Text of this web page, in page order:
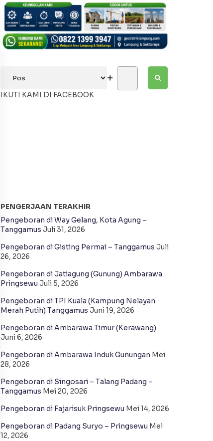
IKUTI KAMI DI FACEBOOK
PENGERJAAN TERAKHIR
Pengeboran di Way Gelang, Kota Agung –
Tanggamus Juli 31, 2026
Pengeboran di Gisting Permai – Tanggamus Juli
26, 2026
Pengeboran di Jatiagung (Gunung) Ambarawa
Pringsewu Juli 5, 2026
Pengeboran di TPI Kuala (Kampung Nelayan
Merah Putih) Tanggamus Juni 19, 2026
Pengeboran di Ambarawa Timur (Kerawang)
Juni 6, 2026
Pengeboran di Ambarawa Induk Gunungan Mei
28, 2026
Pengeboran di Singosari – Talang Padang –
Tanggamus Mei 20, 2026
Pengeboran di Fajarisuk Pringsewu Mei 14, 2026
Pengeboran di Padang Suryo – Pringsewu Mei
12, 2026